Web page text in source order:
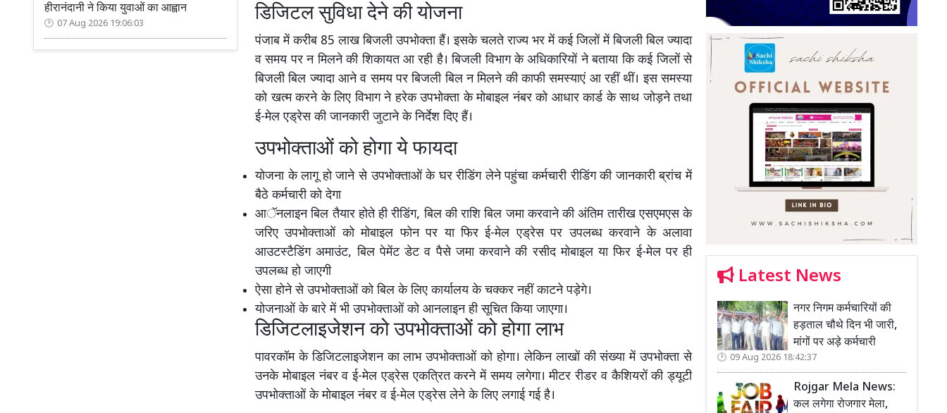
हीरानंदानी ने किया युवाओं का आह्वान
07 Aug 2026 19:06:03 डिजिटल सुविधा देने की योजना
पंजाब में करीब 85 लाख बिजली उपभोक्ता हैं। इसके चलते राज्य भर में कई जिलों में बिजली बिल ज्यादा
व समय पर न मिलने की शिकायत आ रही है। बिजली विभाग के अधिकारियों ने बताया कि कई जिलों से
बिजली बिल ज्यादा आने व समय पर बिजली बिल न मिलने की काफी समस्याएं आ रहीं थीं। इस समस्या
को खत्म करने के लिए विभाग ने हरेक उपभोक्ता के मोबाइल नंबर को आधार कार्ड के साथ जोड़ने तथा
ई-मेल एड्रेस की जानकारी जुटाने के निर्देश दिए हैं।
उपभोक्ताओं को होगा ये फायदा
योजना के लागू हो जाने से उपभोक्ताओं के घर रीडिंग लेने पहुंचा कर्मचारी रीडिंग की जानकारी ब्रांच में
बैठे कर्मचारी को देगा
आॅनलाइन बिल तैयार होते ही रीडिंग, बिल की राशि बिल जमा करवाने की अंतिम तारीख एसएमएस के
जरिए उपभोक्ताओं को मोबाइल फोन पर या फिर ई-मेल एड्रेस पर उपलब्ध करवाने के अलावा
आउटस्टैडिंग अमाउंट, बिल पेमेंट डेट व पैसे जमा करवाने की रसीद मोबाइल या फिर ई-मेल पर ही
उपलब्ध हो जाएगी
ऐसा होने से उपभोक्ताओं को बिल के लिए कार्यालय के चक्कर नहीं काटने पड़ेगे।
योजनाओं के बारे में भी उपभोक्ताओं को आनलाइन ही सूचित किया जाएगा।
डिजिटलाइजेशन को उपभोक्ताओं को होगा लाभ
पावरकॉम के डिजिटलाइजेशन का लाभ उपभोक्ताओं को होगा। लेकिन लाखों की संख्या में उपभोक्ता से
उनके मोबाइल नंबर व ई-मेल एड्रेस एकत्रित करने में समय लगेगा। मीटर रीडर व कैशियरों की ड्यूटी
उपभोक्ताओं के मोबाइल नंबर व ई-मेल एड्रेस लेने के लिए लगाई गई है।
Latest News
नगर निगम कर्मचारियों की
हड़ताल चौथे दिन भी जारी,
मांगों पर अड़े कर्मचारी
09 Aug 2026 18:42:37
Rojgar Mela News:
कल लगेगा रोजगार मेला,